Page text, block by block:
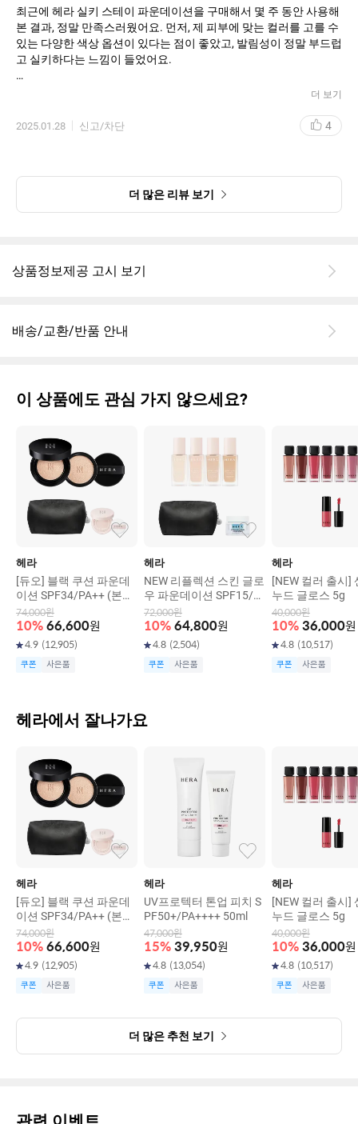
최근에 헤라 실키 스테이 파운데이션을 구매해서 몇 주 동안 사용해
본 결과, 정말 만족스러웠어요. 먼저, 제 피부에 맞는 컬러를 고를 수
있는 다양한 색상 옵션이 있다는 점이 좋았고, 발림성이 정말 부드럽
고 실키하다는 느낌이 들었어요.
커버력: 자연스러운 커버력으로 피부 결점이나 잡티를 커버하면서
도 두껍지 않게 피부에 얇게 밀착됩니다. 평소에는 얇게 한 번만 발
러운 광택을 유지해 줍니다. 특히, 유분기가 많은 제 피부에 정말 잘
맞았고, 오후까지 번들거리지 않았어요.
단점:
지 않으면 건조함이 느껴질 수 있을 것 같아요.
결론:
뛰어난 지속력을 제공해 주어서 데일리로 사용하기 좋은 파운데이
션이에요. 고급스러운 마무리와 편안한 착용감을 원하신다면 추천
드립니다. 개인적으로 만족스러운 제품이라 재구매 의향이 있어요!
더 보기
2025.01.28 신고/차단 4
더 많은 리뷰 보기
상품정보제공 고시 보기
배송/교환/반품 안내
이 상품에도 관심 가지 않으세요?
헤라
[듀오] 블랙 쿠션 파운데
이션 SPF34/PA++ (본품
15g+리필15g)
74,000원
10% 66,600원
4.9 (12,905)
쿠폰 사은품
헤라
NEW 리플렉션 스킨 글로
우 파운데이션 SPF15/P
A++ 30g
72,000원
10% 64,800원
4.8 (2,504)
쿠폰 사은품
헤라
[NEW 컬러 출시]
누드 글로스 5g
40,000원
10% 36,000원
4.8 (10,517)
쿠폰 사은품
헤라에서 잘나가요
헤라
[듀오] 블랙 쿠션 파운데
이션 SPF34/PA++ (본품
15g+리필15g)
74,000원
10% 66,600원
4.9 (12,905)
쿠폰 사은품
헤라
UV프로텍터 톤업 피치 S
PF50+/PA++++ 50ml
47,000원
15% 39,950원
4.8 (13,054)
쿠폰 사은품
헤라
[NEW 컬러 출시]
누드 글로스 5g
40,000원
10% 36,000원
4.8 (10,517)
쿠폰 사은품
더 많은 추천 보기